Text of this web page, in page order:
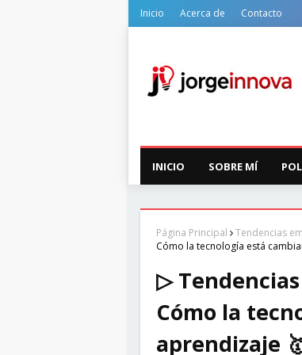
Inicio Acerca de Contacto
INICIO SOBRE MÍ
Página Principal Tendencias
Cómo la tecnología está
▷
Cómo la
aprendizaje